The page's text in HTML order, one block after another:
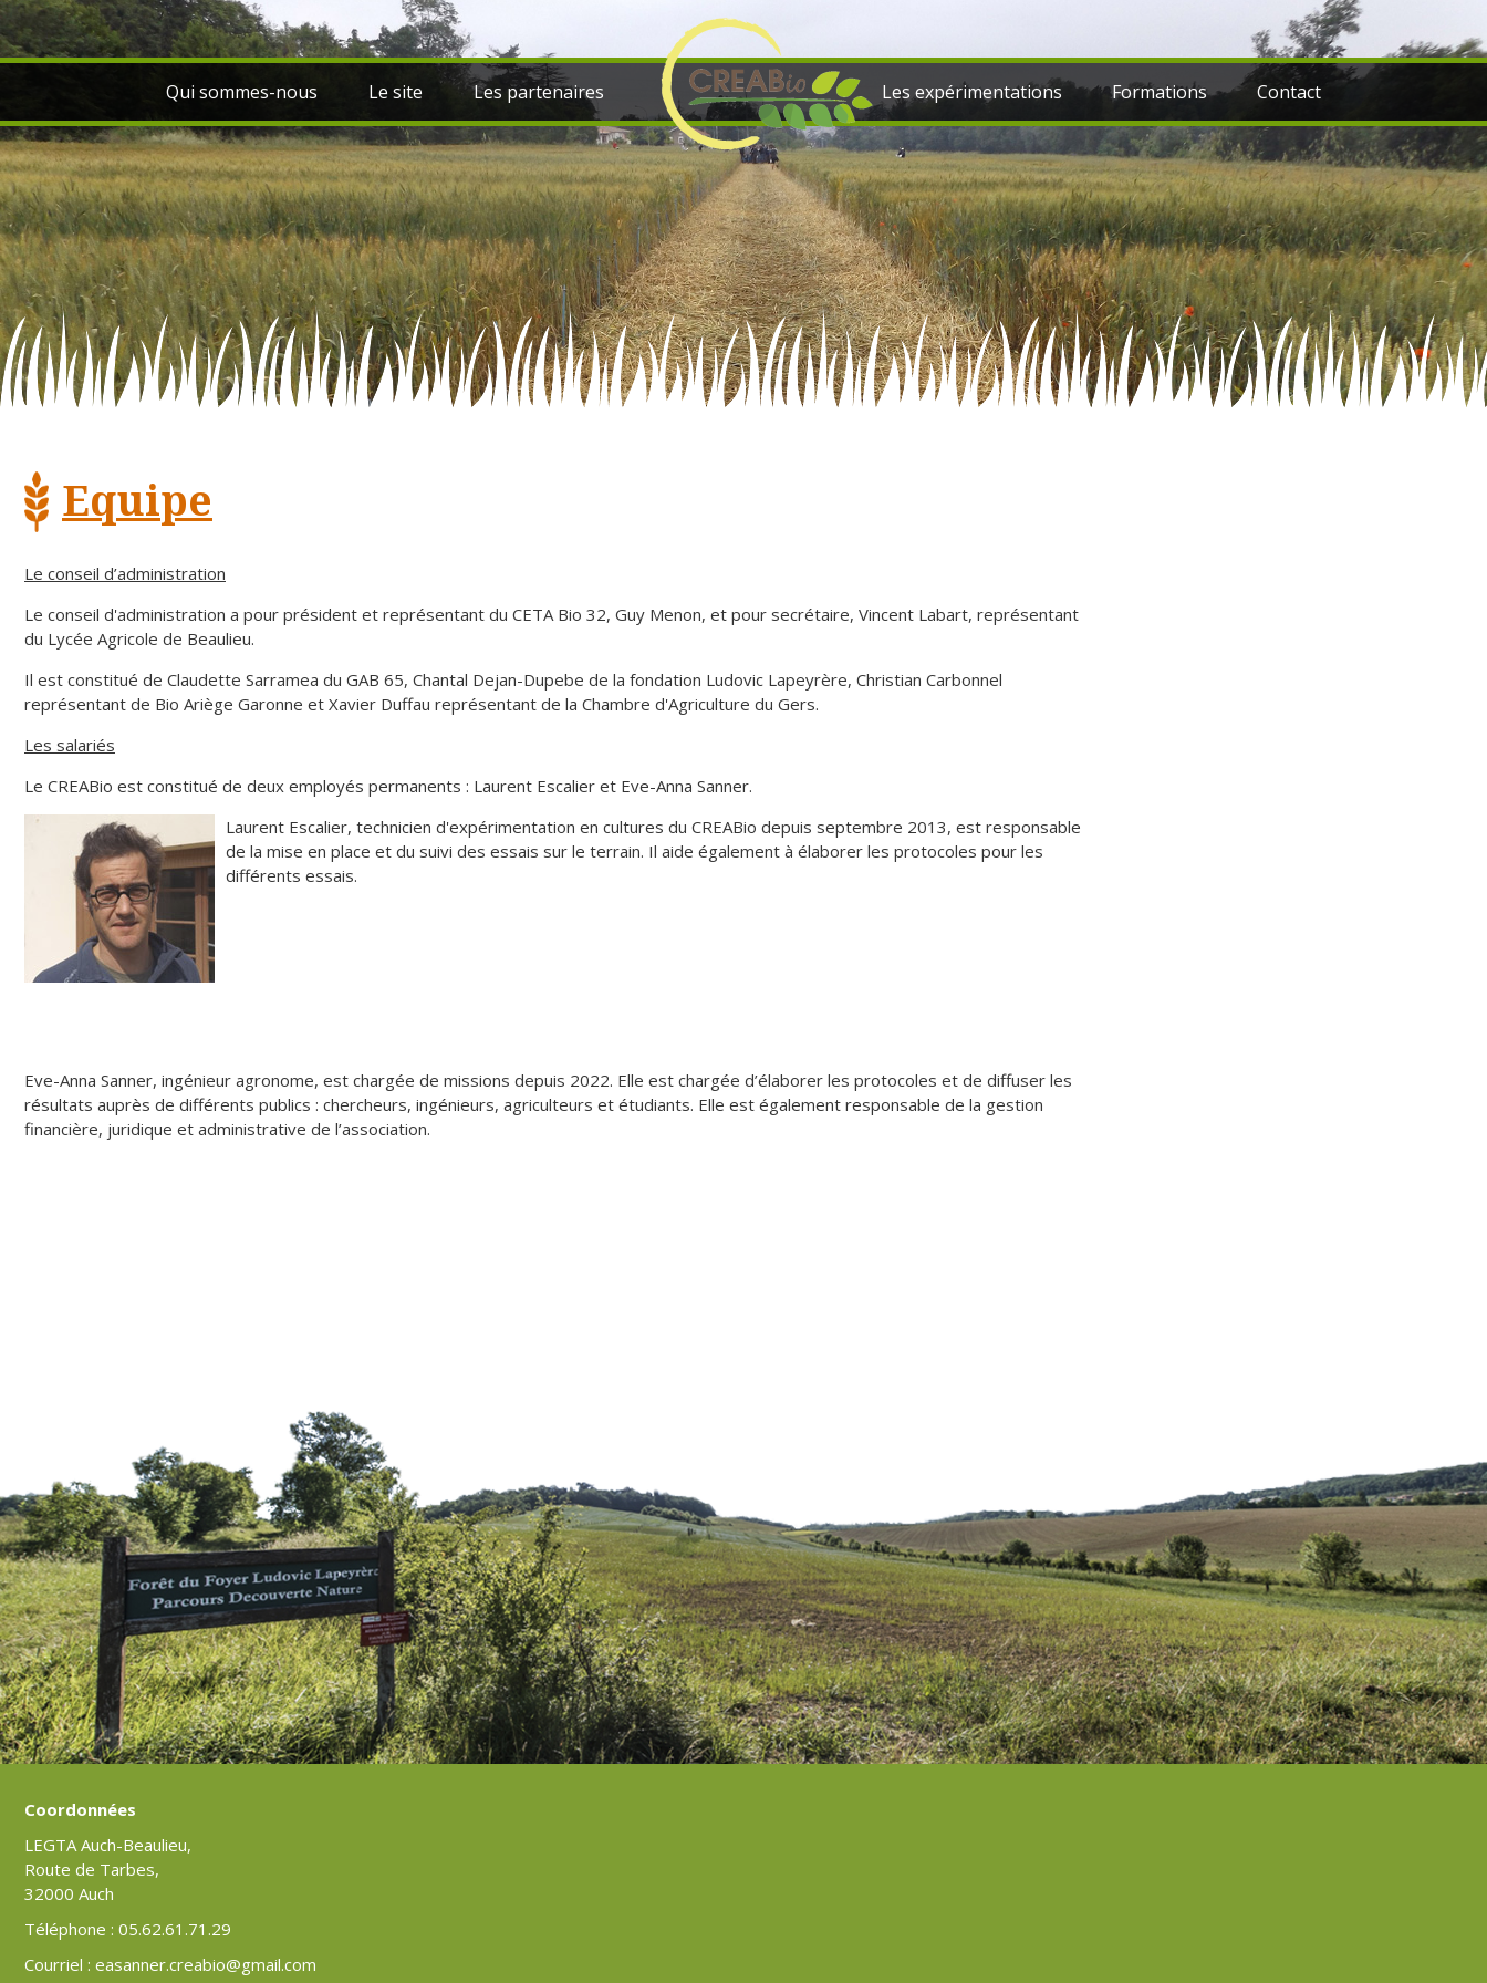
Qui sommes-nous Le site Les partenaires Les expérimentations Formations Contact
Equipe
Le conseil d’administration
Le conseil d'administration a pour président et représentant du CETA Bio 32, Guy Menon, et pour secrétaire, Vincent Labart, représentant
du Lycée Agricole de Beaulieu.
Il est constitué de Claudette Sarramea du GAB 65, Chantal Dejan-Dupebe de la fondation Ludovic Lapeyrère, Christian Carbonnel
représentant de Bio Ariège Garonne et Xavier Duffau représentant de la Chambre d'Agriculture du Gers.
Les salariés
Le CREABio est constitué de deux employés permanents : Laurent Escalier et Eve-Anna Sanner.
Laurent Escalier, technicien d'expérimentation en cultures du CREABio depuis septembre 2013, est responsable
de la mise en place et du suivi des essais sur le terrain. Il aide également à élaborer les protocoles pour les
différents essais.
Eve-Anna Sanner, ingénieur agronome, est chargée de missions depuis 2022. Elle est chargée d’élaborer les protocoles et de diffuser les
résultats auprès de différents publics : chercheurs, ingénieurs, agriculteurs et étudiants. Elle est également responsable de la gestion
financière, juridique et administrative de l’association.
Coordonnées
LEGTA Auch-Beaulieu,
Route de Tarbes,
32000 Auch
Téléphone : 05.62.61.71.29
Courriel : easanner.creabio@gmail.com